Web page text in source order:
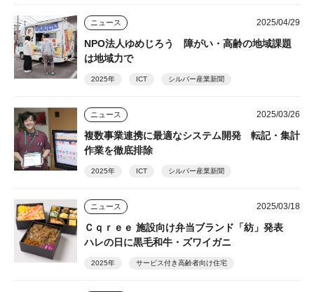
ニュース 2025/04/29
NPO法人ゆめじろう 障がい・高齢の地域課題
は地域力で
2025年 ICT シルバー産業新聞
ニュース 2025/03/26
複数事業連携に最適なシステム開発 転記・集計
作業を徹底排除
2025年 ICT シルバー産業新聞
ニュース 2025/03/18
Ｃｑｒｅｅ 施設向け弁当ブランド「紡」発表
ハレの日に黒毛和牛・ズワイガニ
2025年 サービス付き高齢者向け住宅